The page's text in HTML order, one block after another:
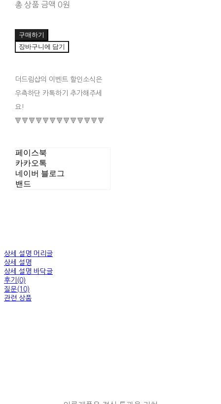
총 상품 금액 0원
구매하기
장바구니에 담기
더드림샵의 이벤트 할인소식은
우측하단 카톡하기 추가해주세
요!
🔻🔻🔻🔻🔻🔻🔻🔻🔻🔻🔻🔻🔻
페이스북
카카오톡
네이버 블로그
밴드
상세 설명 머리글
상세 설명
상세 설명 바닥글
후기(0)
질문(10)
관련 상품